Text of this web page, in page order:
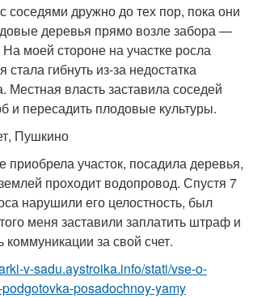
соседями дружно до тех пор, пока они
деревья прямо возле забора —
моей стороне на участке росла
стала гибнуть из-за недостатка
Местная власть заставила соседей
и пересадить плодовые культуры.
Пушкино
приобрела участок, посадила деревья,
проходит водопровод. Спустя 7
нарушили его целостность, был
меня заставили заплатить штраф и
коммуникации за свой счет.
v-sadu.aystroika.info/stati/vse-o-
posadochnoy-yamy